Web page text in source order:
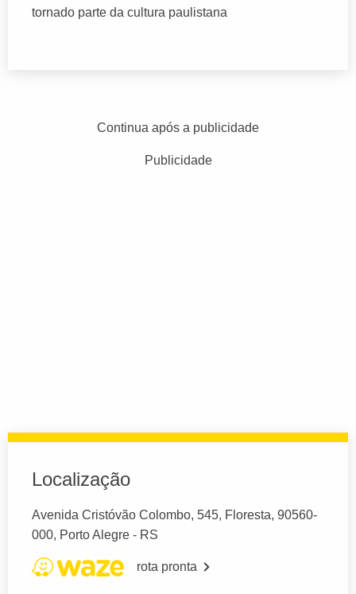
tornado parte da cultura paulistana
Continua após a publicidade
Publicidade
Localização
Avenida Cristóvão Colombo, 545, Floresta, 90560-
000, Porto Alegre - RS
rota pronta